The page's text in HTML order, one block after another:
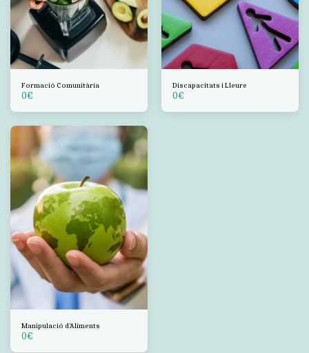
Formació Comunitària
0€
Discapacitats i Lleure
0€
Manipulació d'Aliments
0€